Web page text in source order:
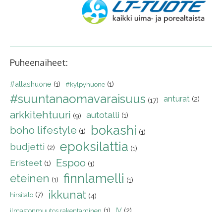
Puheenaiheet:
#allashuone (1) #kylpyhuone (1)
#suuntanaomavaraisuus (17) anturat (2)
arkkitehtuuri (9) autotalli (1)
boho lifestyle (1) bokashi (1)
budjetti (2) epoksilattia (1)
Eristeet (1) Espoo (1)
eteinen (1) finnlamelli (1)
hirsitalo (7) ikkunat (4)